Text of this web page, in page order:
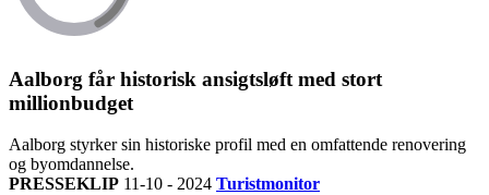
Aalborg får historisk ansigtsløft med stort
millionbudget
Aalborg styrker sin historiske profil med en omfattende renovering
og byomdannelse.
PRESSEKLIP 11-10 - 2024 Turistmonitor